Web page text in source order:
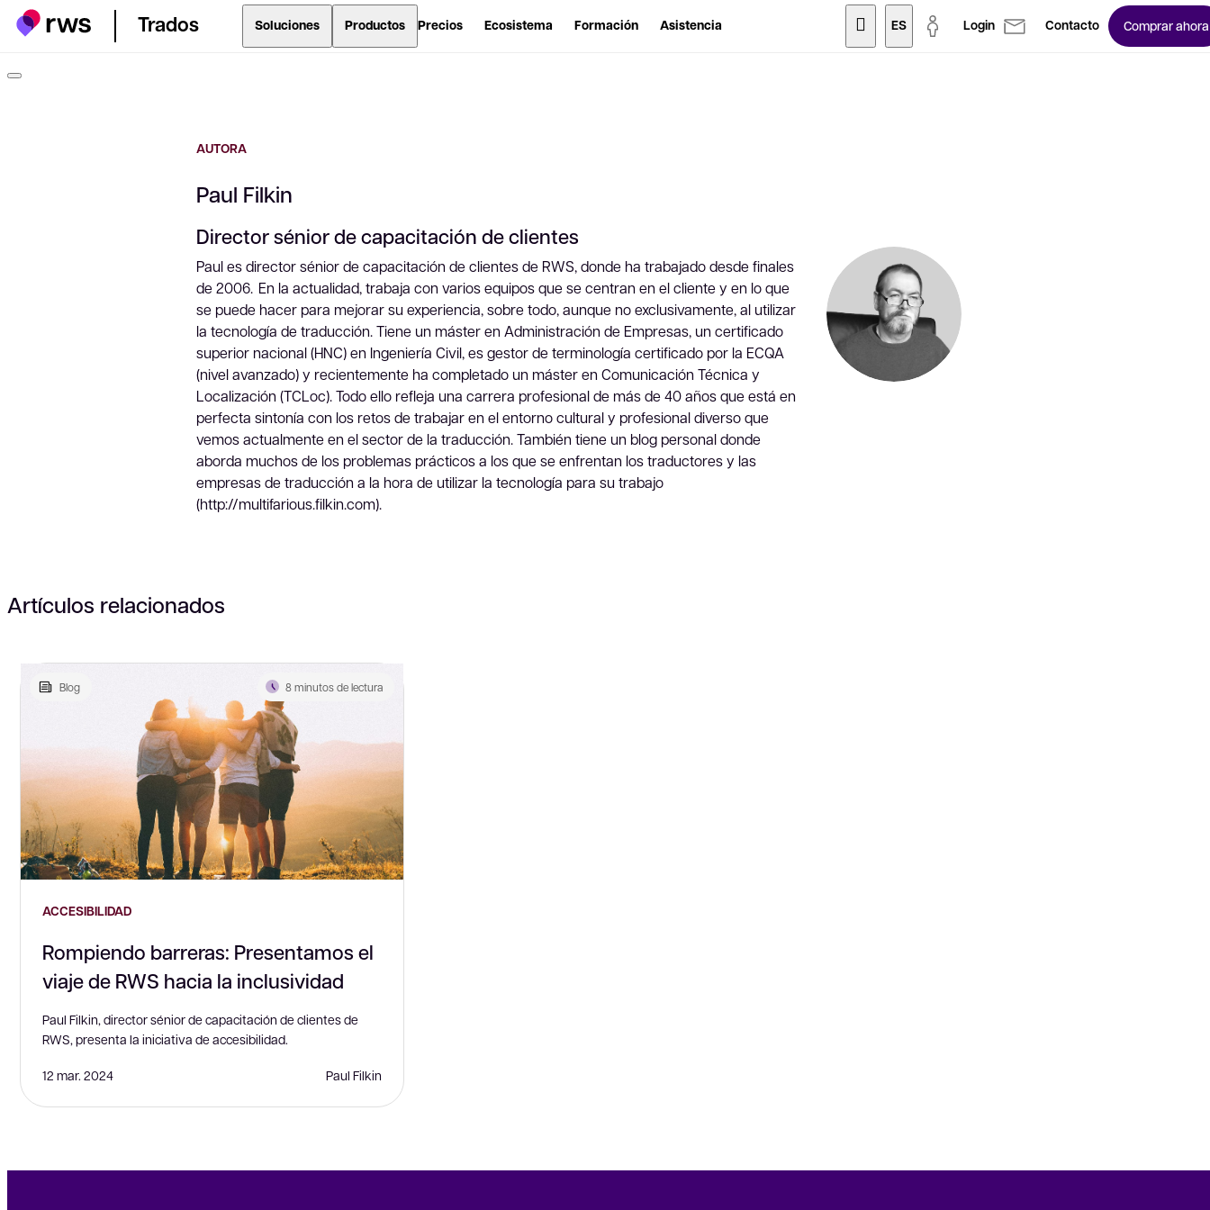
Trados Soluciones Productos Precios Ecosistema Formación Asistencia ES Login Contacto Comprar ahora
AUTORA
Paul Filkin
Director sénior de capacitación de clientes
Paul es director sénior de capacitación de clientes de RWS, donde ha trabajado desde finales
de 2006. En la actualidad, trabaja con varios equipos que se centran en el cliente y en lo que
se puede hacer para mejorar su experiencia, sobre todo, aunque no exclusivamente, al utilizar
la tecnología de traducción. Tiene un máster en Administración de Empresas, un certificado
superior nacional (HNC) en Ingeniería Civil, es gestor de terminología certificado por la ECQA
(nivel avanzado) y recientemente ha completado un máster en Comunicación Técnica y
Localización (TCLoc). Todo ello refleja una carrera profesional de más de 40 años que está en
perfecta sintonía con los retos de trabajar en el entorno cultural y profesional diverso que
vemos actualmente en el sector de la traducción. También tiene un blog personal donde
aborda muchos de los problemas prácticos a los que se enfrentan los traductores y las
empresas de traducción a la hora de utilizar la tecnología para su trabajo
(http://multifarious.filkin.com).
Artículos relacionados
Blog 8 minutos de lectura
ACCESIBILIDAD
Rompiendo barreras: Presentamos el
viaje de RWS hacia la inclusividad
Paul Filkin, director sénior de capacitación de clientes de
RWS, presenta la iniciativa de accesibilidad.
12 mar. 2024 Paul Filkin